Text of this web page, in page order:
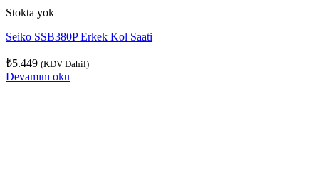
Stokta yok
Seiko SSB380P Erkek Kol Saati
₺5.449 (KDV Dahil)
Devamını oku